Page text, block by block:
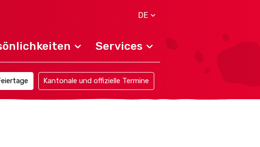
DE
Services
Kantonale und offizielle Termine